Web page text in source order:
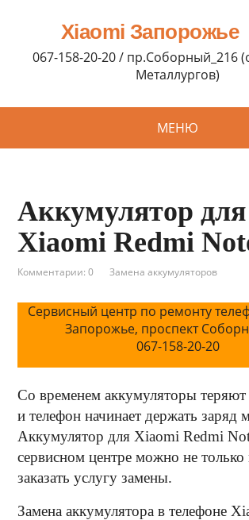
Xiaomi Запорожье
067-158-20-20 / пр.Соборный_216
Металлургов)
МЕНЮ
Аккумулятор для
Xiaomi Redmi
Комментарии: 0 Замена аккумуляторов
Сервисный центр по ремонту
Запорожье, проспект
067-158-20-20
Со временем аккумуляторы теряют
и телефон начинает держать заряд
Аккумулятор для Xiaomi Redmi
сервисном центре можно не
заказать услугу замены.
Замена аккумулятора в телефоне